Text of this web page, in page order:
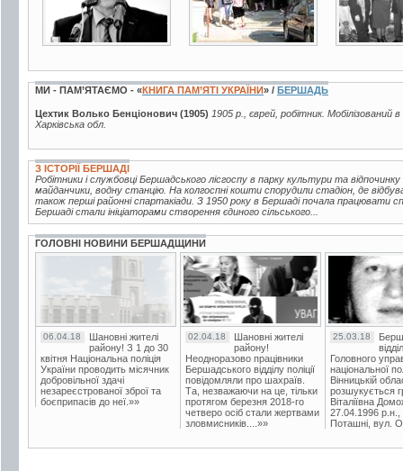
МИ - ПАМ’ЯТАЄМО - «КНИГА ПАМ’ЯТІ УКРАЇНИ» / БЕРШАДЬ
Цехтик Волько Бенціонович (1905) 1905 р., єврей, робітник.
Харківська обл.
З ІСТОРІЇ БЕРШАДІ
Робітники і службовці Бершадського лісгоспу в парку культури та
майданчики, водну станцію. На колгоспні кошти спорудили стадіон, де
також перші районні спартакіади. З 1950 року в Бершаді почала працювати
Бершаді стали ініціаторами створення єдиного сільського...
ГОЛОВНІ НОВИНИ БЕРШАДЩИНИ
06.04.18
Шановні жителі
району! З 1 до 30
квітня Національна поліція
України проводить місячник
добровільної здачі
незареєстрованої зброї та
боєприпасів до неї.»»
02.04.18
Шановні жителі
району!
Неодноразово працівники
Бершадського відділу поліції
повідомляли про шахраїв.
Та, незважаючи на це, тільки
протягом березня 2018-го
четверо осіб стали жертвами
зловмисників....»»
25.03.18
Головного
національної
Вінницькій
розшукується
Віталіївна
27.04.1996 р.н.,
Поташні, вул.